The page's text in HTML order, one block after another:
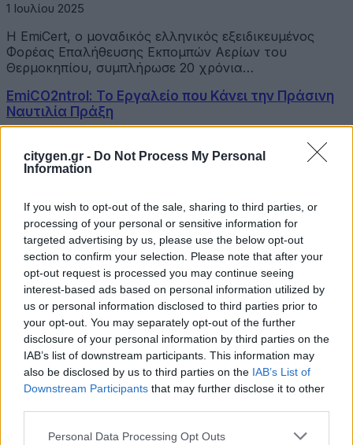
citygen.gr - Do Not Process My Personal
Information
If you wish to opt-out of the sale, sharing to third parties, or
processing of your personal or sensitive information for
targeted advertising by us, please use the below opt-out
section to confirm your selection. Please note that after your
opt-out request is processed you may continue seeing
interest-based ads based on personal information utilized by
us or personal information disclosed to third parties prior to
your opt-out. You may separately opt-out of the further
disclosure of your personal information by third parties on the
IAB’s list of downstream participants. This information may
also be disclosed by us to third parties on the IAB’s List of
Downstream Participants that may further disclose it to other
Personal Data Processing Opt Outs
1 Ιουλίου 2025
Η EmiCert, ο μοναδικός ελληνικός εξειδικευμένος
Φορέας Επαλήθευσης Εκπομπών Αερίων του
Θερμοκηπίου, συμπλήρωσε 20 χρόνια…
EmiCO2ntrol: Το Εργαλείο που Κάνει την Πράσινη
Ναυτιλία Πράξη
Η EmiCert, πρωτοπόρος εταιρεία στην αγορά
Latest Posts
Όμιλος Σαρακάκη: Παραχώρησε το νέο Maxus T60 Max
στην ΕΠΟΜΕΑ Βιλίων
6 Αυγούστου 2026
Ν. Χαρδαλιάς: «Με το Παρατηρητήριο Έργων η
Περιφέρεια αποκτά ένα πρωτοποριακό ψηφιακό
εργαλείο λογοδοσίας»